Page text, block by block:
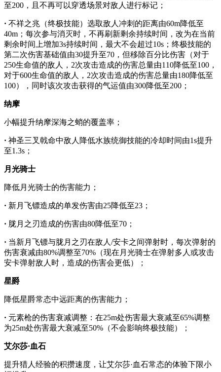
至200，且不再可以穿透场景对敌人进行标记；
· 不祥之兆（终极技能）选取敌人冲刺的距离由60m降低至
40m；每次参与消灭时，不再刷新剩余持续时间，改为在当前
剩余时间上增加3s持续时间，最大不会超过10s；终极技能的
第二次伤害基础值由30提升至70，但移除百分比伤害（对于
250生命值的敌人，2次攻击造成的伤害总量由110降低至100，
对于600生命值的敌人，2次攻击造成的伤害总量由180降低至
100），同时该次攻击获得的气运值由300降低至200；
纳摩
小幅提升纳摩深海之蛸的覆盖率；
· 神圣三叉戟命中敌人降低水族统御技能的冷却时间由1s提升
至1.3s；
月光骑士
降低月光骑士的伤害能力；
· 新月飞镖造成的单发伤害由25降低至23；
· 胧月之刃造成的伤害由80降低至70；
· 当新月飞镖与胧月之刃在敌人/安卡之间弹射时，每次弹射的
伤害衰减由80%调整至70%（现在月光骑士在弹射多人或攻击
安卡弹射敌人时，造成的伤害会更低）；
星爵
降低星爵常态中远距离的伤害能力；
· 元素枪的伤害衰减调整：在25m处伤害最大衰减至65%调整
为25m处伤害最大衰减至50%（不会影响终极技能）；
艾尔莎·血石
提升猎人经验的积攒速度，让艾尔莎·血石常态的体验下限小